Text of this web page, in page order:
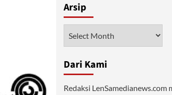
Arsip
Dari Kami
Redaksi LenSamedianews.com